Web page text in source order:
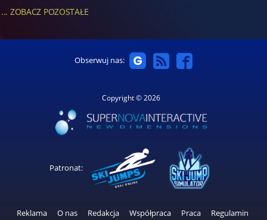
... ZOBACZ POZOSTAŁE
Obserwuj nas:
Copyright © 2026
Patronat:
Reklama O nas Redakcja Współpraca Praca Regulamin